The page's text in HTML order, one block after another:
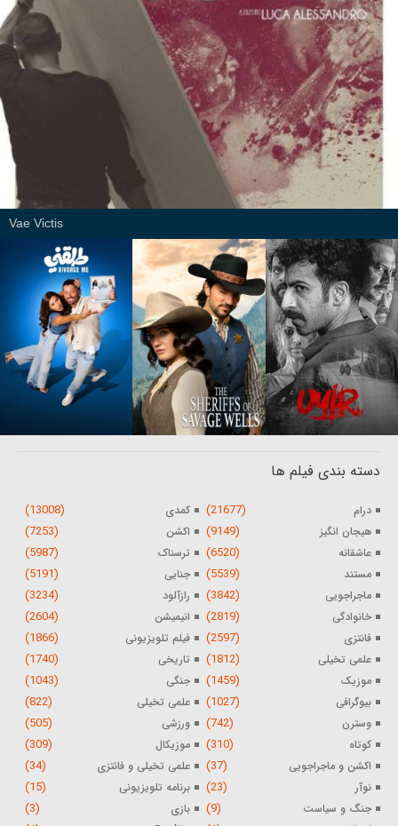
Vae Victis
دسته بندی فیلم ها
درام (21677) کمدی (13008)
هیجان انگیز (9149) اکشن (7253)
عاشقانه (6520) ترسناک (5987)
مستند (5539) جنایی (5191)
ماجراجویی (3842) رازآلود (3234)
خانوادگی (2819) انیمیشن (2604)
فانتزی (2597) فیلم تلویزیونی (1866)
علمی تخیلی (1812) تاریخی (1740)
موزیک (1459) جنگی (1043)
بیوگرافی (1027) علمی تخیلی (822)
وسترن (742) ورزشی (505)
کوتاه (310) موزیکال (309)
اکشن و ماجراجویی (37) علمی تخیلی و فانتزی (34)
نوآر (23) برنامه تلویزیونی (15)
جنگ و سیاست (9) بازی (3)